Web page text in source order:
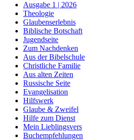
Ausgabe 1 | 2026
Theologie
Glaubenserlebnis
Biblische Botschaft
Jugendseite
Zum Nachdenken
Aus der Bibelschule
Christliche Familie
Aus alten Zeiten
Russische Seite
Evangelisation
Hilfswerk
Glaube & Zweifel
Hilfe zum Dienst
Mein Lieblingsvers
Buchempfehlungen